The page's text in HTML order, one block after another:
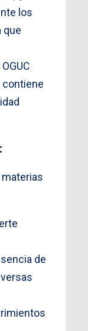
los
que
contiene
de